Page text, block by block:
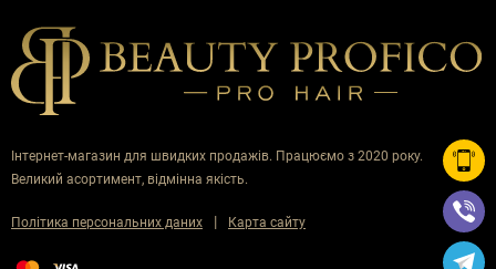
Інтернет-магазин для швидких продажів. Працюємо з 2020 року.
Великий асортимент, відмінна якість.
Політика персональних даних | Карта сайту